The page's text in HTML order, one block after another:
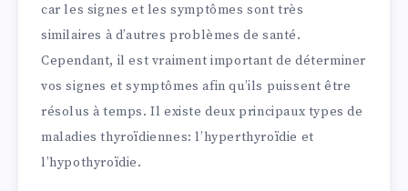
car les signes et les symptômes sont très
similaires à d’autres problèmes de santé.
Cependant, il est vraiment important de déterminer
vos signes et symptômes afin qu’ils puissent être
résolus à temps. Il existe deux principaux types de
maladies thyroïdiennes: l’hyperthyroïdie et
l’hypothyroïdie.